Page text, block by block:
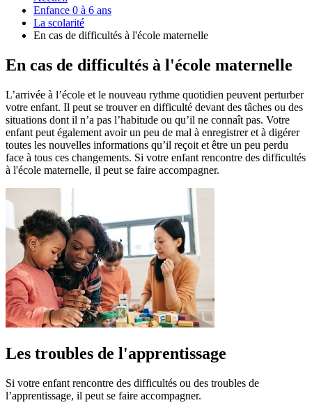
Enfance 0 à 6 ans
La scolarité
En cas de difficultés à l'école maternelle
En cas de difficultés à l'école maternelle
L’arrivée à l’école et le nouveau rythme quotidien peuvent perturber
votre enfant. Il peut se trouver en difficulté devant des tâches ou des
situations dont il n’a pas l’habitude ou qu’il ne connaît pas. Votre
enfant peut également avoir un peu de mal à enregistrer et à digérer
toutes les nouvelles informations qu’il reçoit et être un peu perdu
face à tous ces changements. Si votre enfant rencontre des difficultés
à l'école maternelle, il peut se faire accompagner.
Les troubles de l'apprentissage
Si votre enfant rencontre des difficultés ou des troubles de
l’apprentissage, il peut se faire accompagner.